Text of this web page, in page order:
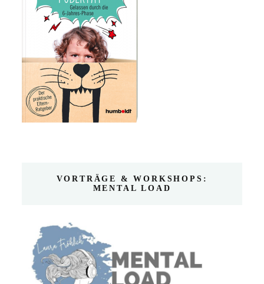
VORTRÄGE & WORKSHOPS:
MENTAL LOAD